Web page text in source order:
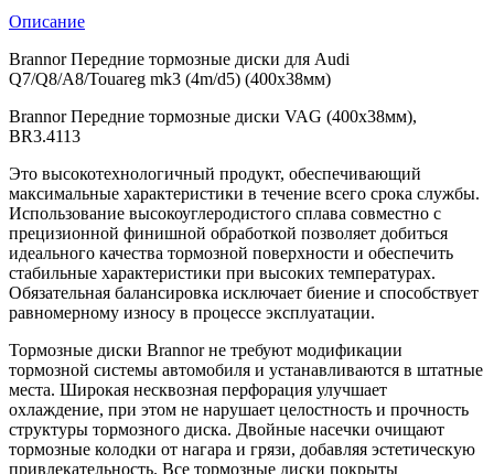
Описание
Brannor Передние тормозные диски для Audi
Q7/Q8/A8/Touareg mk3 (4m/d5) (400x38мм)
Brannor Передние тормозные диски VAG (400x38мм),
BR3.4113
Это высокотехнологичный продукт, обеспечивающий
максимальные характеристики в течение всего срока службы.
Использование высокоуглеродистого сплава совместно с
прецизионной финишной обработкой позволяет добиться
идеального качества тормозной поверхности и обеспечить
стабильные характеристики при высоких температурах.
Обязательная балансировка исключает биение и способствует
равномерному износу в процессе эксплуатации.
Тормозные диски Brannor не требуют модификации
тормозной системы автомобиля и устанавливаются в штатные
места. Широкая несквозная перфорация улучшает
охлаждение, при этом не нарушает целостность и прочность
структуры тормозного диска. Двойные насечки очищают
тормозные колодки от нагара и грязи, добавляя эстетическую
привлекательность. Все тормозные диски покрыты